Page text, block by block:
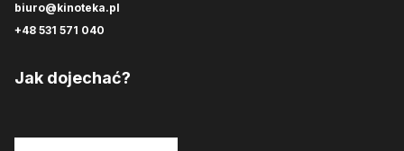
biuro@kinoteka.pl
+48 531 571 040
Jak dojechać?